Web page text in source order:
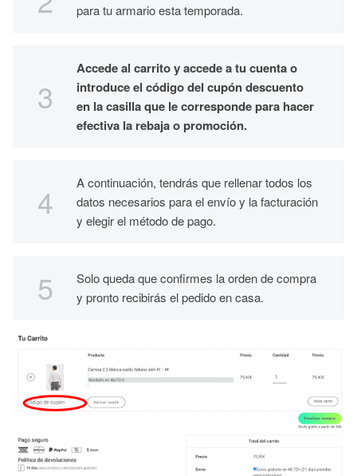
para tu armario esta temporada.
Accede al carrito y accede a tu cuenta o
introduce el código del cupón descuento
en la casilla que le corresponde para hacer
efectiva la rebaja o promoción.
A continuación, tendrás que rellenar todos los
datos necesarios para el envío y la facturación
y elegir el método de pago.
Solo queda que confirmes la orden de compra
y pronto recibirás el pedido en casa.